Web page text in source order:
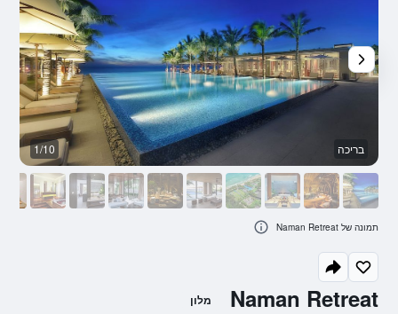
Naman Retreat מלון
בריכה 1/10
תמונה של Naman Retreat